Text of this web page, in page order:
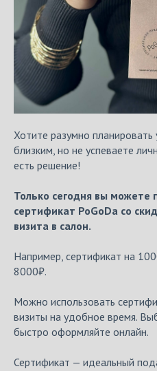
Хотите разумно
близким, но не успеваете
есть решение!
Только сегодня вы можете
сертификат PoGoDa со
визита в салон.
Например, сертификат на
8000₽.
Можно использовать
визиты на удобное время.
быстро оформляйте онлайн.
Сертификат — идеальный